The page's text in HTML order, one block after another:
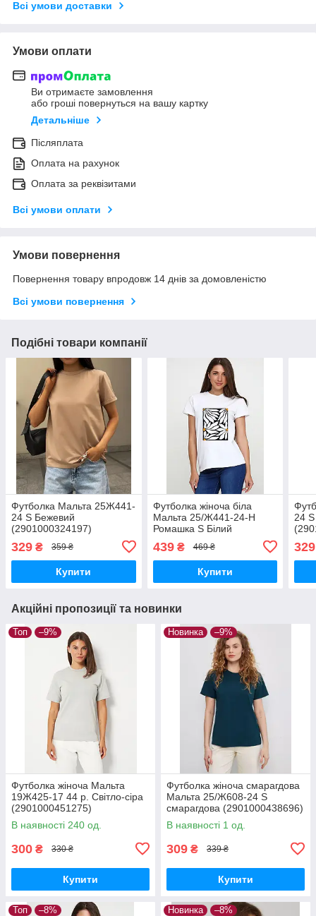
Всі умови доставки
Умови оплати
Ви отримаєте замовлення
або гроші повернуться на вашу картку
Детальніше
Післяплата
Оплата на рахунок
Оплата за реквізитами
Всі умови оплати
Умови повернення
Повернення товару впродовж 14 днів за домовленістю
Всі умови повернення
Подібні товари компанії
Футболка Мальта 25Ж441-
24 S Бежевий
(2901000324197)
329 ₴ 359 ₴
Купити
Футболка жіноча біла
Мальта 25/Ж441-24-Н
Ромашка S Білий
439₴ 469 ₴
Купити
24
329
Акційні пропозиції та новинки
Топ –9%
Футболка жіноча Мальта
19Ж425-17 44 р. Світло-сіра
(2901000451275)
В наявності 240 од.
300 ₴ 330 ₴
Купити
Новинка –9%
Футболка жіноча смарагдова
Мальта 25/Ж608-24 S
смарагдова (2901000438696)
В наявності 1 од.
309 ₴ 339 ₴
Купити
Топ –8% Новинка –8%